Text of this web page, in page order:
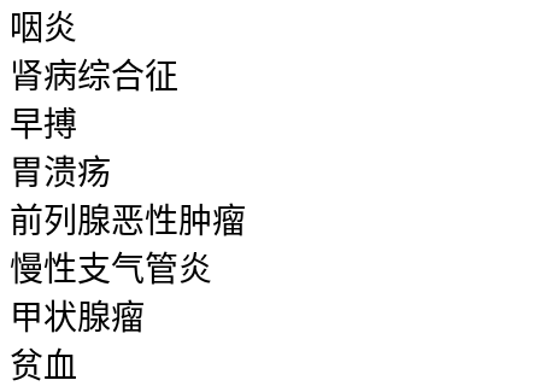
咽炎
肾病综合征
早搏
胃溃疡
前列腺恶性肿瘤
慢性支气管炎
甲状腺瘤
贫血